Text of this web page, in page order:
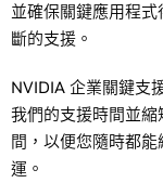
並確保關鍵應用程式
斷的支援。
NVIDIA 企業關鍵支
我們的支援時間並縮
間，以便您隨時都能
運。